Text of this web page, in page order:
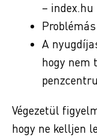
– index.hu
A
hogy nem
Végezetül
hogy ne kelljen